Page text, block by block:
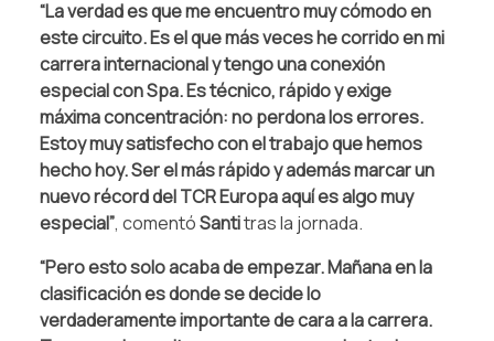
“La verdad es que me encuentro muy cómodo en
este circuito. Es el que más veces he corrido en mi
carrera internacional y tengo una conexión
especial con Spa. Es técnico, rápido y exige
máxima concentración: no perdona los errores.
Estoy muy satisfecho con el trabajo que hemos
hecho hoy. Ser el más rápido y además marcar un
nuevo récord del TCR Europa aquí es algo muy
especial”, comentóSantitras la jornada.
“Pero esto solo acaba de empezar. Mañana en la
clasificación es donde se decide lo
verdaderamente importante de cara a la carrera.